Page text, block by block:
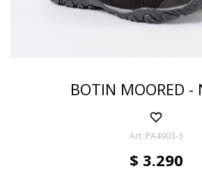
BOTIN MOORED -
PA4903-3
$ 3.290